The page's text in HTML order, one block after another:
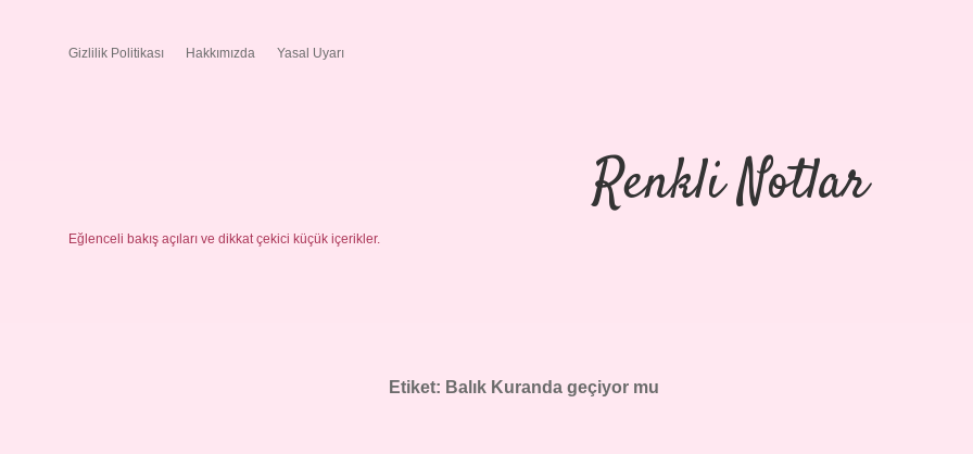
Gizlilik Politikası Hakkımızda Yasal Uyarı
Renkli Notlar
Eğlenceli bakış açıları ve dikkat çekici küçük içerikler.
Etiket: Balık Kuranda geçiyor mu